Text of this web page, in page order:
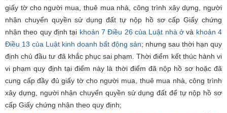
giấy tờ cho người mua, thuê mua nhà, công trình xây dựng, người
nhận chuyển quyền sử dụng đất tự nộp hồ sơ cấp Giấy chứng
nhận theo quy định tại khoản 7 Điều 26 của Luật nhà ở và khoản 4
Điều 13 của Luật kinh doanh bất động sản; nhưng sau thời hạn quy
định chủ đầu tư đã khắc phục sai phạm. Thời điểm kết thúc hành vi
vi phạm quy định tại điểm này là thời điểm đã nộp hồ sơ hoặc đã
cung cấp đầy đủ giấy tờ cho người mua, thuê mua nhà, công trình
xây dựng, người nhận chuyển quyền sử dụng đất để tự nộp hồ sơ
cấp Giấy chứng nhận theo quy định;